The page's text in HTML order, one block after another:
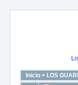
Inicio > LOS